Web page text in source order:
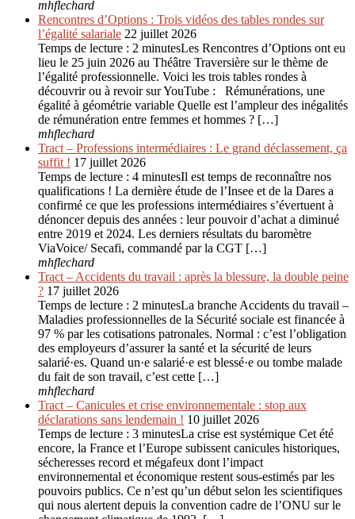
mhflechard
Rencontres d’Options : Trois vidéos des tables rondes sur
l’égalité salariale 22 juillet 2026
Temps de lecture : 2 minutesLes Rencontres d’Options ont eu
lieu le 25 juin 2026 au Théâtre Traversière sur le thème de
l’égalité professionnelle. Voici les trois tables rondes à
découvrir ou à revoir sur YouTube : Rémunérations, une
égalité à géométrie variable Quelle est l’ampleur des inégalités
de rémunération entre femmes et hommes ? […]
mhflechard
Tract – Professions intermédiaires : Le grand déclassement, ça
suffit ! 17 juillet 2026
Temps de lecture : 4 minutesIl est temps de reconnaître nos
qualifications ! La dernière étude de l’Insee et de la Dares a
confirmé ce que les professions intermédiaires s’évertuent à
dénoncer depuis des années : leur pouvoir d’achat a diminué
entre 2019 et 2024. Les derniers résultats du baromètre
ViaVoice/ Secafi, commandé par la CGT […]
mhflechard
Tract – Accidents du travail : après la blessure, la double peine
? 17 juillet 2026
Temps de lecture : 2 minutesLa branche Accidents du travail –
Maladies professionnelles de la Sécurité sociale est financée à
97 % par les cotisations patronales. Normal : c’est l’obligation
des employeurs d’assurer la santé et la sécurité de leurs
salarié·es. Quand un·e salarié·e est blessé·e ou tombe malade
du fait de son travail, c’est cette […]
mhflechard
Tract – Canicules et crise environ­nementale : stop aux
déclarations sans lendemain ! 10 juillet 2026
Temps de lecture : 3 minutesLa crise est systémique Cet été
encore, la France et l’Europe subissent canicules historiques,
sécheresses record et mégafeux dont l’impact
environnemental et économique restent sous-estimés par les
pouvoirs publics. Ce n’est qu’un début selon les scientifiques
qui nous alertent depuis la convention cadre de l’ONU sur le